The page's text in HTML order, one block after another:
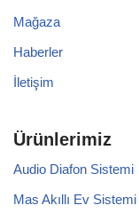
Mağaza
Haberler
İletişim
Ürünlerimiz
Audio Diafon Sistemi
Mas Akıllı Ev Sistemi